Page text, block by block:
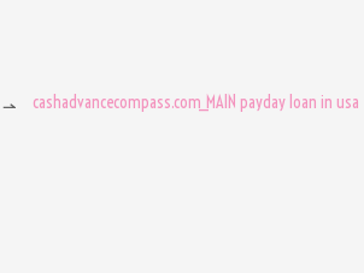
cashadvancecompass.com_MAIN payday loan in usa